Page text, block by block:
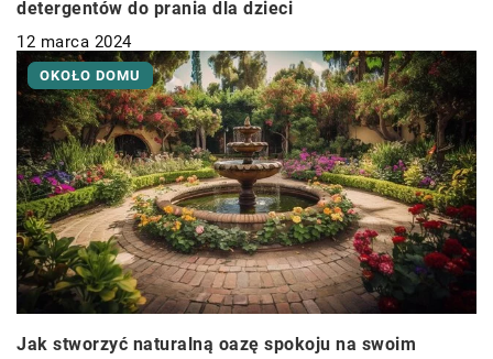
detergentów do prania dla dzieci
12 marca 2024
OKOŁO DOMU
Jak stworzyć naturalną oazę spokoju na swoim